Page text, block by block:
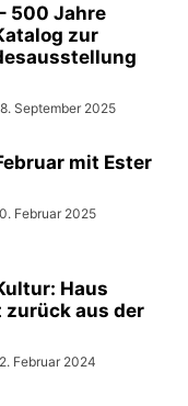
500 Jahre
zur
September 2025
mit Ester
Februar 2025
Haus
zurück aus der
Februar 2024